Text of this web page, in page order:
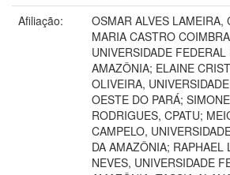
Afiliação:
OSMAR ALVES LAMEIRA,
MARIA CASTRO
UNIVERSIDADE FEDERAL
AMAZÔNIA; ELAINE
OLIVEIRA,
OESTE DO PARÁ;
RODRIGUES, CPATU;
CAMPELO,
DA AMAZÔNIA; RAPHAEL
NEVES, UNIVERSIDADE